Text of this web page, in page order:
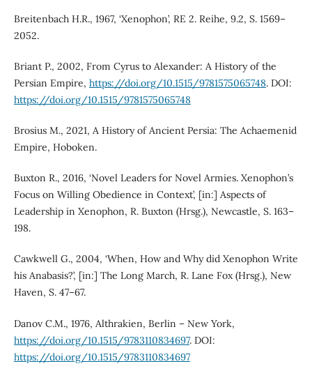
Breitenbach H.R., 1967, ‘Xenophon’, RE 2. Reihe, 9.2, S. 1569–
2052.
Briant P., 2002, From Cyrus to Alexander: A History of the
Persian Empire, https://doi.org/10.1515/9781575065748. DOI:
https://doi.org/10.1515/9781575065748
Brosius M., 2021, A History of Ancient Persia: The Achaemenid
Empire, Hoboken.
Buxton R., 2016, ‘Novel Leaders for Novel Armies. Xenophon’s
Focus on Willing Obedience in Context’, [in:] Aspects of
Leadership in Xenophon, R. Buxton (Hrsg.), Newcastle, S. 163–
198.
Cawkwell G., 2004, ‘When, How and Why did Xenophon Write
his Anabasis?’, [in:] The Long March, R. Lane Fox (Hrsg.), New
Haven, S. 47–67.
Danov C.M., 1976, Althrakien, Berlin – New York,
https://doi.org/10.1515/9783110834697. DOI:
https://doi.org/10.1515/9783110834697